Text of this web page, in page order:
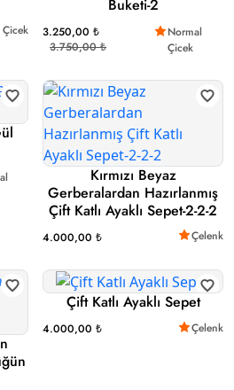
Buketi-2
3.250,00 ₺
3.750,00 ₺
Normal
Çicek
Kırmızı Beyaz
Gerberalardan Hazırlanmış
Çift Katlı Ayaklı Sepet-2-2-2
4.000,00 ₺ Çelenk
Çift Katlı Ayaklı Sepet
4.000,00 ₺ Çelenk